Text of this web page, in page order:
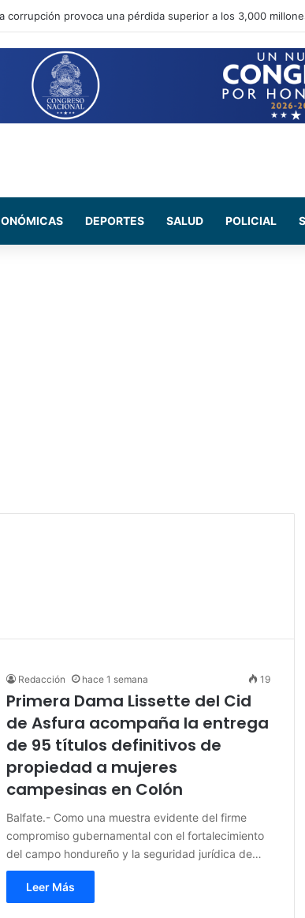
corrupción provoca una pérdida superior a los 3,000
DEPORTES SALUD POLICIAL
Redacción hace 1 semana 19
Primera Dama Lissette del Cid
de Asfura acompaña la entrega
de 95 títulos definitivos de
propiedad a mujeres
campesinas en Colón
Balfate.- Como una muestra evidente del firme
compromiso gubernamental con el fortalecimiento
del campo hondureño y la seguridad jurídica de…
Leer Más